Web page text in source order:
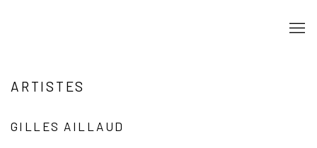
ARTISTES
GILLES AILLAUD